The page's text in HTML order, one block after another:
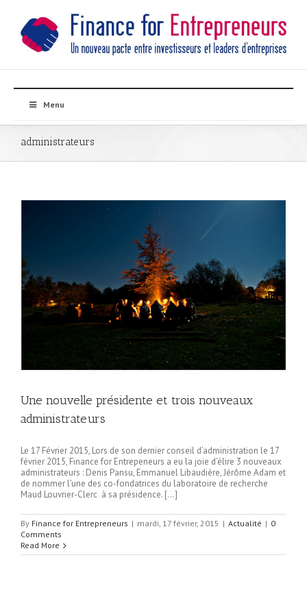
Menu
administrateurs
Une nouvelle présidente et trois nouveaux
administrateurs
Le 17 Février 2015, Lors de son dernier conseil d’administration le 17
février 2015, Finance for Entrepeneurs a eu la joie d’élire 3 nouveaux
administrateurs : Denis Pansu, Emmanuel Libaudière, Jérôme Adam et
de nommer l’une des co-fondatrices du laboratoire de recherche
Maud Louvrier-Clerc à sa présidence. […]
By Finance for Entrepreneurs | mardi, 17 février, 2015 | Actualité | 0
Comments
Read More